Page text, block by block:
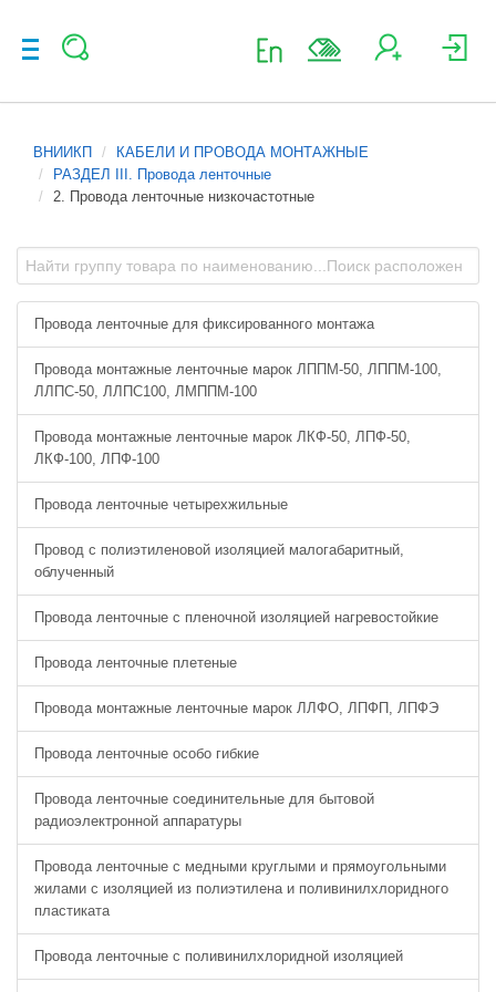
ВНИИКП
КАБЕЛИ И ПРОВОДА МОНТАЖНЫЕ
РАЗДЕЛ III. Провода ленточные
2. Провода ленточные низкочастотные
Провода ленточные для фиксированного монтажа
Провода монтажные ленточные марок ЛППМ-50, ЛППМ-100,
ЛЛПС-50, ЛЛПС100, ЛМППМ-100
Провода монтажные ленточные марок ЛКФ-50, ЛПФ-50,
ЛКФ-100, ЛПФ-100
Провода ленточные четырехжильные
Провод с полиэтиленовой изоляцией малогабаритный,
облученный
Провода ленточные с пленочной изоляцией нагревостойкие
Провода ленточные плетеные
Провода монтажные ленточные марок ЛЛФО, ЛПФП, ЛПФЭ
Провода ленточные особо гибкие
Провода ленточные соединительные для бытовой
радиоэлектронной аппаратуры
Провода ленточные с медными круглыми и прямоугольными
жилами с изоляцией из полиэтилена и поливинилхлоридного
пластиката
Провода ленточные с поливинилхлоридной изоляцией